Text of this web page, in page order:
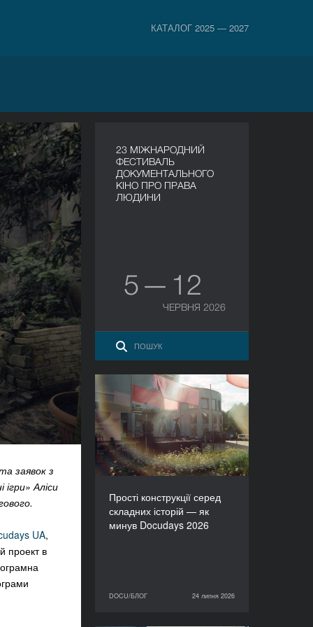
КАТАЛОГ 2025 — 2027
заявок з
Аліси
UA,
проект в
23 МІЖНАРОДНИЙ
ФЕСТИВАЛЬ
ДОКУМЕНТАЛЬНОГО
КІНО ПРО ПРАВА
ЛЮДИНИ
5 — 12
ЧЕРВНЯ 2026
Прості конструкції серед
складних історій — як
минув Docudays 2026
DOCU/БЛОГ 24 липня 2026
Прості конструкції серед
складних історій — як
минув Docudays 2026
DOCU/БЛОГ
24 липня 2026